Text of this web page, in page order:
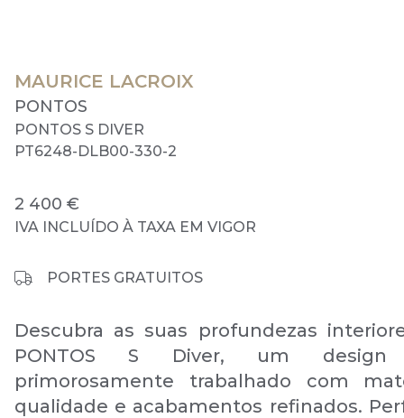
MAURICE LACROIX
PONTOS
PONTOS S DIVER
PT6248-DLB00-330-2
2 400 €
IVA INCLUÍDO À TAXA EM VIGOR
PORTES GRATUITOS
Descubra as suas profundezas
PONTOS S Diver, um design
primorosamente trabalhado com
qualidade e acabamentos refinados.